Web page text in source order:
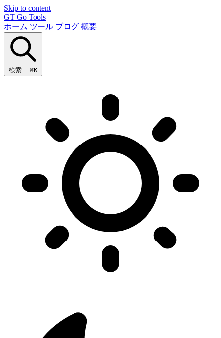
Skip to content
GT Go Tools
ホーム ツール ブログ 概要
検索... ⌘K